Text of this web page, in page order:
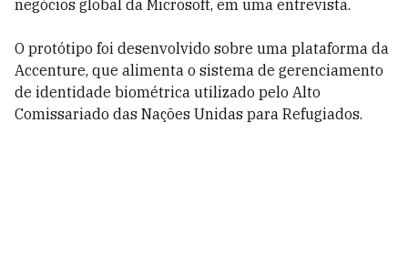
negócios global da Microsoft, em uma entrevista.
O protótipo foi desenvolvido sobre uma plataforma da
Accenture, que alimenta o sistema de gerenciamento
de identidade biométrica utilizado pelo Alto
Comissariado das Nações Unidas para Refugiados.